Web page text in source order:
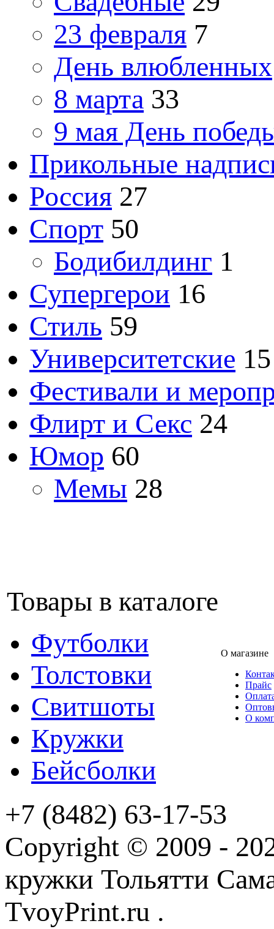
23 февраля 7
День влюбленных
8 марта 33
9 мая День
Прикольные
Россия 27
Спорт 50
Бодибилдинг 1
Супергерои 16
Стиль 59
Университетские 15
Фестивали и
Флирт и Секс 24
Юмор 60
Мемы 28
Товары в каталоге
Футболки
Толстовки
Свитшоты
Кружки
Бейсболки
О магазине
Прайс
О
+7 (8482) 63-17-53
Copyright © 2009 -
кружки Тольятти
TvoyPrint.ru .